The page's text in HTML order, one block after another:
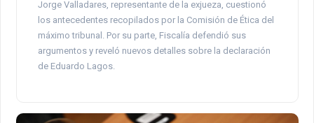
Jorge Valladares, representante de la exjueza, cuestionó
los antecedentes recopilados por la Comisión de Ética del
máximo tribunal. Por su parte, Fiscalía defendió sus
argumentos y reveló nuevos detalles sobre la declaración
de Eduardo Lagos.